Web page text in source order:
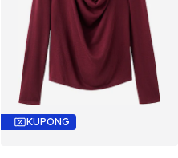
KUPONG